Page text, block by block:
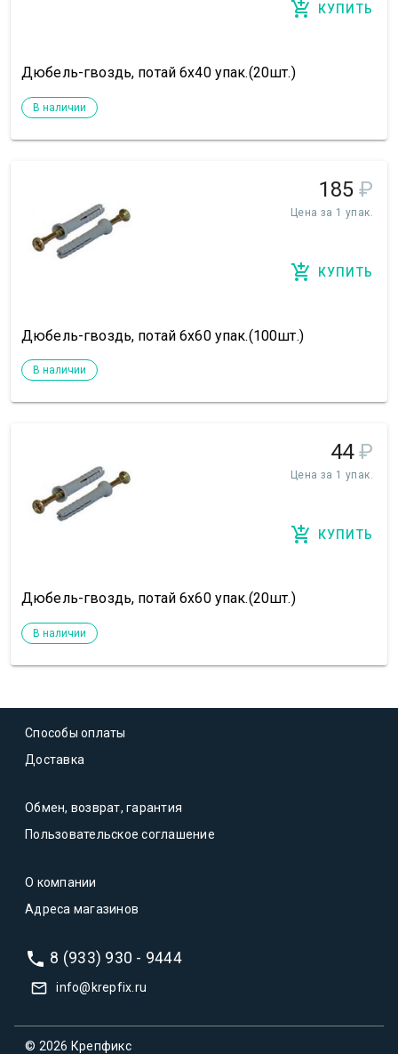
КУПИТЬ
Дюбель-гвоздь, потай 6х40 упак.(20шт.)
В наличии
185 ₽
Цена за 1 упак.
КУПИТЬ
Дюбель-гвоздь, потай 6х60 упак.(100шт.)
В наличии
44 ₽
Цена за 1 упак.
КУПИТЬ
Дюбель-гвоздь, потай 6х60 упак.(20шт.)
В наличии
Способы оплаты
Доставка
Обмен, возврат, гарантия
Пользовательское соглашение
О компании
Адреса магазинов
8 (933) 930 - 9444
info@krepfix.ru
© 2026 Крепфикс